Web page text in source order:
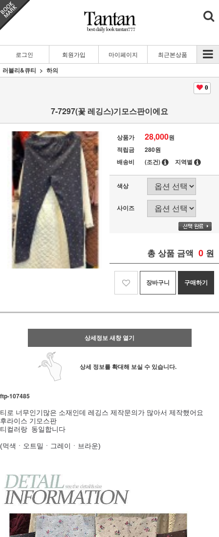
로그인 회원가입 마이페이지 최근본상품
러블리&큐티 하의
0
7-7297(꽃 레깅스)기모스판이에요
상품가 28,000원
적립금
280원
배송비
(조건) 지역별
색상
사이즈
총 상품 금액 0 원
장바구니 구매하기
상세정보 새창 열기
상세 정보를 확대해 보실 수 있습니다.
ftp- 107485
티로 너무인기많은 소재인데 레깅스 제작문의가 많아서 제작했어요
후라이스 기모스판
티컬러랑 동일합니다
(먹색ㆍ오트밀ㆍ그레이ㆍ브라운)